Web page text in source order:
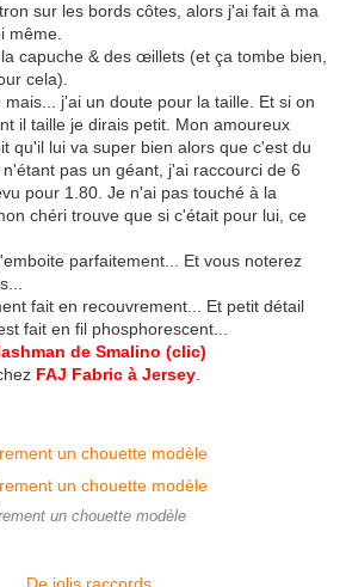
sur les bords côtes, alors j'ai fait à ma
même.
capuche & des œillets (et ça tombe bien,
cela).
j'ai un doute pour la taille. Et si on
il taille je dirais petit. Mon amoureux
qu'il lui va super bien alors que c'est du
pas un géant, j'ai raccourci de 6
pour 1.80. Je n'ai pas touché à la
chéri trouve que si c'était pour lui, ce
parfaitement... Et vous noterez
fait en recouvrement... Et petit détail
fait en fil phosphorescent...
de Smalino (clic)
FAJ Fabric à Jersey
un chouette modèle